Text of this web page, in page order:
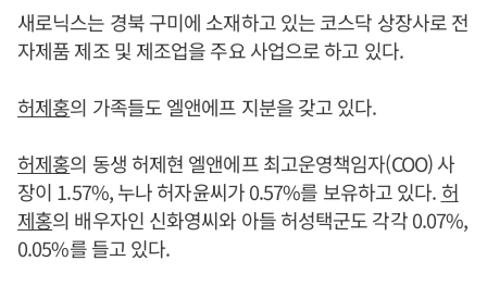
새로닉스는 경북 구미에 소재하고 있는 코스닥 상장사로 전
자제품 제조 및 제조업을 주요 사업으로 하고 있다.
허제홍의 가족들도 엘앤에프 지분을 갖고 있다.
허제홍의 동생 허제현 엘앤에프 최고운영책임자(COO) 사
장이 1.57%, 누나 허자윤씨가 0.57%를 보유하고 있다. 허
제홍의 배우자인 신화영씨와 아들 허성택군도 각각 0.07%,
0.05%를 들고 있다.